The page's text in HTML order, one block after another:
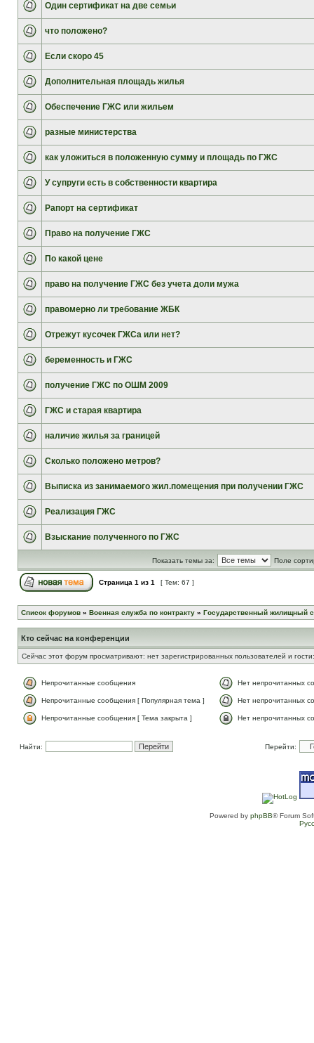
Один сертификат на две семьи
что положено?
Если скоро 45
Дополнительная площадь жилья
Обеспечение ГЖС или жильем
разные министерства
как уложиться в положенную сумму и площадь по ГЖС
У супруги есть в собственности квартира
Рапорт на сертификат
Право на получение ГЖС
По какой цене
право на получение ГЖС без учета доли мужа
правомерно ли требование ЖБК
Отрежут кусочек ГЖСа или нет?
беременность и ГЖС
получение ГЖС по ОШМ 2009
ГЖС и старая квартира
наличие жилья за границей
Сколько положено метров?
Выписка из занимаемого жил.помещения при получении ГЖС
Реализация ГЖС
Взыскание полученного по ГЖС
Показать темы за: Поле
Страница 1 из 1 [ Тем: 67 ]
Список форумов » Военная служба по контракту » Государственный жилищный
Кто сейчас на конференции
Сейчас этот форум просматривают: нет зарегистрированных пользователей и
Непрочитанные сообщения Нет непрочитанных
Непрочитанные сообщения [ Популярная тема ] Нет непрочитанных
Непрочитанные сообщения [ Тема закрыта ] Нет непрочитанных
Найти: Перейти:
Powered by phpBB® Forum